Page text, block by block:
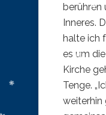
berühren
Inneres.
halte ich
es um
Kirche
Tenge.
weiterhin